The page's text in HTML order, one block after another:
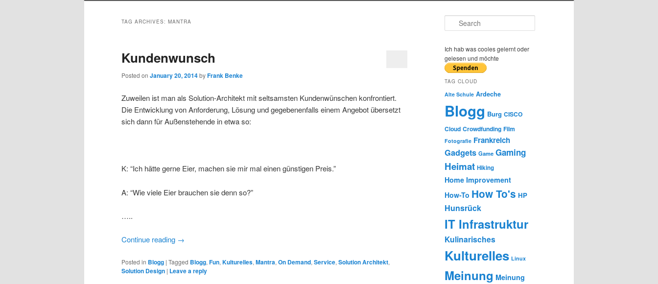
TAG ARCHIVES: MANTRA
Kundenwunsch
Posted on January 20, 2014byFrank Benke
Zuweilen ist man als Solution-Architekt mit seltsamsten Kundenwünschen konfrontiert.
Die Entwicklung von Anforderung, Lösung und gegebenenfalls einem Angebot übersetzt
sich dann für Außenstehende in etwa so:
K: “Ich hätte gerne Eier, machen sie mir mal einen günstigen Preis.”
A: “Wie viele Eier brauchen sie denn so?”
…..
Continue reading →
Posted in Blogg | Tagged Blogg, Fun, Kulturelles, Mantra, On Demand, Service, Solution Architekt,
Solution Design | Leave a reply
e
r
c
h
Ich hab was cooles gelernt oder
gelesen und möchte
TAG CLOUD
Alte Schule Ardeche
Blogg Burg CISCO
Cloud Crowdfunding Film
Fotografie Frankreich
Gadgets Game Gaming
Heimat Hiking
Home Improvement
How-To How To's HP
Hunsrück
IT Infrastruktur
Kulinarisches
Kulturelles Linux
Meinung Meinung